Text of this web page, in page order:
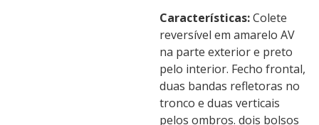
Características:Colete
reversível em amarelo AV
na parte exterior e preto
pelo interior. Fecho frontal,
duas bandas refletoras no
tronco e duas verticais
pelos ombros. dois bolsos